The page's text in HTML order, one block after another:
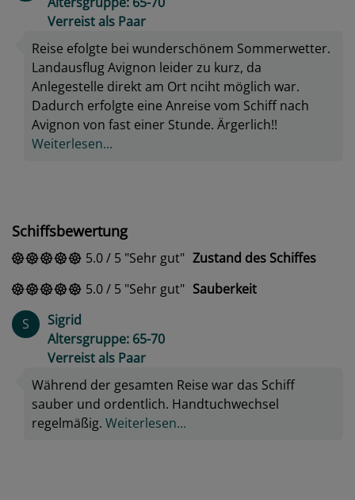
Verreist als Paar
Reise efolgte bei wunderschönem Sommerwetter.
Landausflug Avignon leider zu kurz, da
Anlegestelle direkt am Ort nciht möglich war.
Dadurch erfolgte eine Anreise vom Schiff nach
Avignon von fast einer Stunde. Ärgerlich!!
Weiterlesen...
Schiffsbewertung
5.0/ 5 Sehr gut
Zustand des Schiffes
5.0/ 5 Sehr gut
Sauberkeit
S
Sigrid
Altersgruppe: 65-70
Verreist als Paar
Während der gesamten Reise war das Schiff
sauber und ordentlich. Handtuchwechsel
regelmäßig. Weiterlesen...